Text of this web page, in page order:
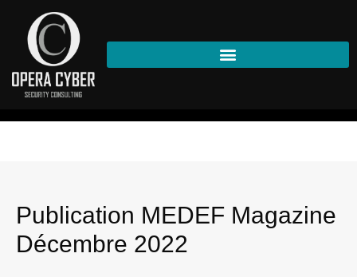
Blog
> Actualités
Publication MEDEF Magazine
Décembre 2022